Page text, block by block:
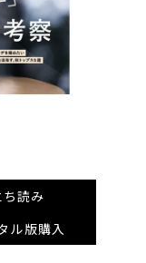
ち読み
ル版購入